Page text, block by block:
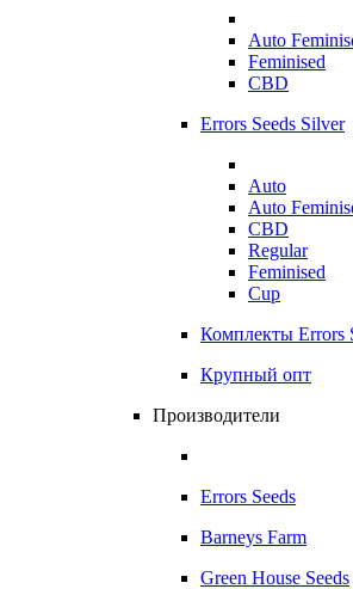
Auto
Feminised
CBD
Errors Seeds Silver
Auto
Auto
CBD
Regular
Feminised
Cup
Комплекты Errors
Крупный опт
Производители
Errors Seeds
Barneys Farm
Green House Seeds